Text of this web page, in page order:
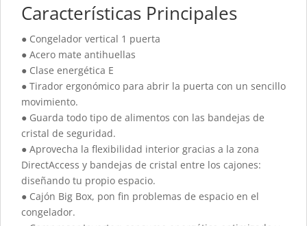
Características Principales
● Congelador vertical 1 puerta
● Acero mate antihuellas
● Clase energética E
● Tirador ergonómico para abrir la puerta con un sencillo
movimiento.
● Guarda todo tipo de alimentos con las bandejas de
cristal de seguridad.
● Aprovecha la flexibilidad interior gracias a la zona
DirectAccess y bandejas de cristal entre los cajones:
diseñando tu propio espacio.
● Cajón Big Box, pon fin problemas de espacio en el
congelador.